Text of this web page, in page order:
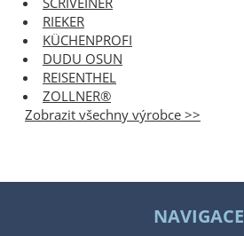
RIEKER
KÜCHENPROFI
DUDU OSUN
REISENTHEL
ZOLLNER®
Zobrazit všechny výrobce >>
NAVIGACE